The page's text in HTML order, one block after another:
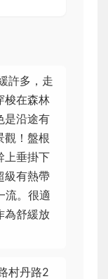
許多，走
梭在森林
是沿途有
觀！盤根
上垂掛下
級有熱帶
流。很適
為舒緩放
村丹路2